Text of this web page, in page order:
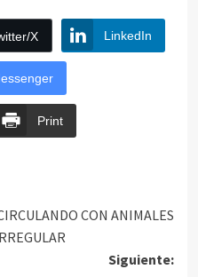
X LinkedIn
Print
CON ANIMALES
Siguiente: